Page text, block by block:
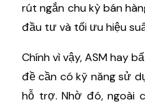
rút ngắn chu kỳ bán
đầu tư và tối ưu hiệu
Chính vì vậy, ASM hay
đề cần có kỹ năng sử
hỗ trợ. Nhờ đó, ngoài